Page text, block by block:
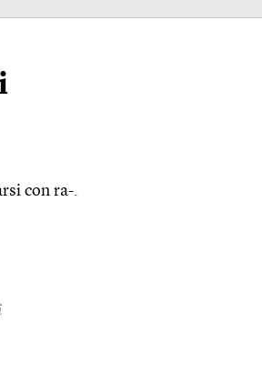
con ra-.